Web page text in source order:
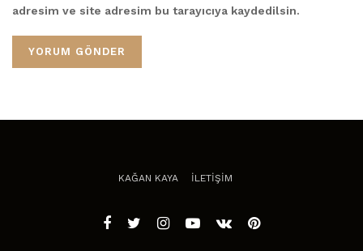
adresim ve site adresim bu tarayıcıya kaydedilsin.
KAĞAN KAYA İLETİŞİM